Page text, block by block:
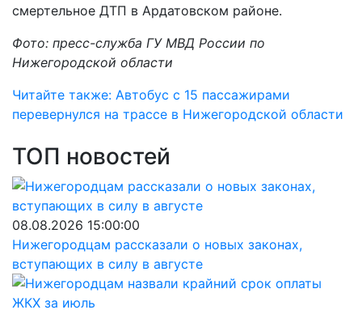
смертельное ДТП в Ардатовском районе.
Фото: пресс-служба ГУ МВД России по
Нижегородской области
Читайте также: Автобус с 15 пассажирами
перевернулся на трассе в Нижегородской области
ТОП новостей
08.08.2026 15:00:00
Нижегородцам рассказали о новых законах,
вступающих в силу в августе